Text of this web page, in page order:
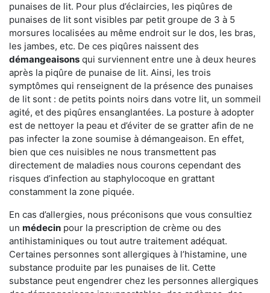
punaises de lit. Pour plus d’éclaircies, les piqûres de
punaises de lit sont visibles par petit groupe de 3 à 5
morsures localisées au même endroit sur le dos, les bras,
les jambes, etc. De ces piqûres naissent des
démangeaisons qui surviennent entre une à deux heures
après la piqûre de punaise de lit. Ainsi, les trois
symptômes qui renseignent de la présence des punaises
de lit sont : de petits points noirs dans votre lit, un sommeil
agité, et des piqûres ensanglantées. La posture à adopter
est de nettoyer la peau et d’éviter de se gratter afin de ne
pas infecter la zone soumise à démangeaison. En effet,
bien que ces nuisibles ne nous transmettent pas
directement de maladies nous courons cependant des
risques d’infection au staphylocoque en grattant
constamment la zone piquée.
En cas d’allergies, nous préconisons que vous consultiez
un médecin pour la prescription de crème ou des
antihistaminiques ou tout autre traitement adéquat.
Certaines personnes sont allergiques à l’histamine, une
substance produite par les punaises de lit. Cette
substance peut engendrer chez les personnes allergiques